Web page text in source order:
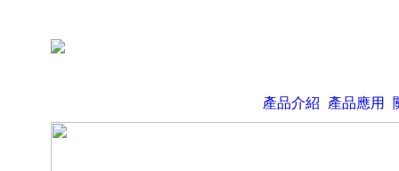
產品介紹 產品應用